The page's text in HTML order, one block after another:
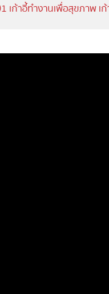
เก้าอี้ทำงานเพื่อสุขภาพ